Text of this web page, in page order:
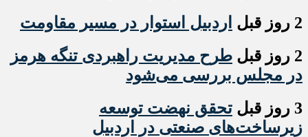
2 روز قبل
اردبیل استوار در مسیر مقاومت
2 روز قبل
طرح مدیریت راهبردی تنگه هرمز
در مجلس بررسی می‌شود
3 روز قبل
تحقق نهضت توسعه
زیرساخت‌های صنعتی در اردبیل